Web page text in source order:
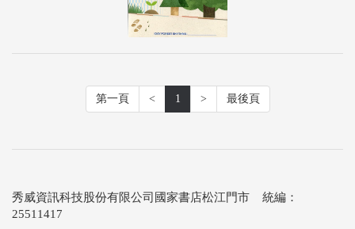
第一頁 < 1 > 最後頁
秀威資訊科技股份有限公司國家書店松江門市 統編：
25511417